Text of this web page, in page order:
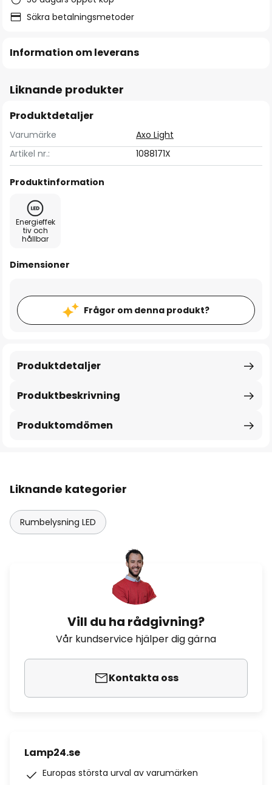
Säkra betalningsmetoder
Information om leverans
Liknande produkter
Produktdetaljer
Varumärke
Axo Light
Artikel nr.:
1088171X
Produktinformation
Energieffek
tiv och
hållbar
Dimensioner
Frågor om denna produkt?
Produktbeskrivning
Produktdetaljer
Produktomdömen
Liknande kategorier
Rumbelysning LED
Vill du ha rådgivning?
Vår kundservice hjälper dig gärna
Kontakta oss
Lamp24.se
Europas största urval av varumärken